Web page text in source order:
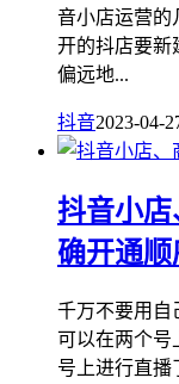
音小店运营的
开的抖店要新
偏远地...
抖音2023-04-
抖音小
确开通顺
千万不要用自
可以在两个号
号上进行直播